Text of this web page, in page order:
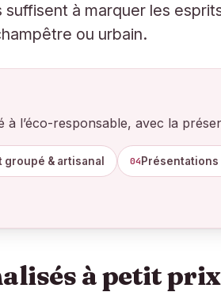
à marquer les
ou urbain.
à l’éco-responsable, avec la
groupé & artisanal 04
à petit prix